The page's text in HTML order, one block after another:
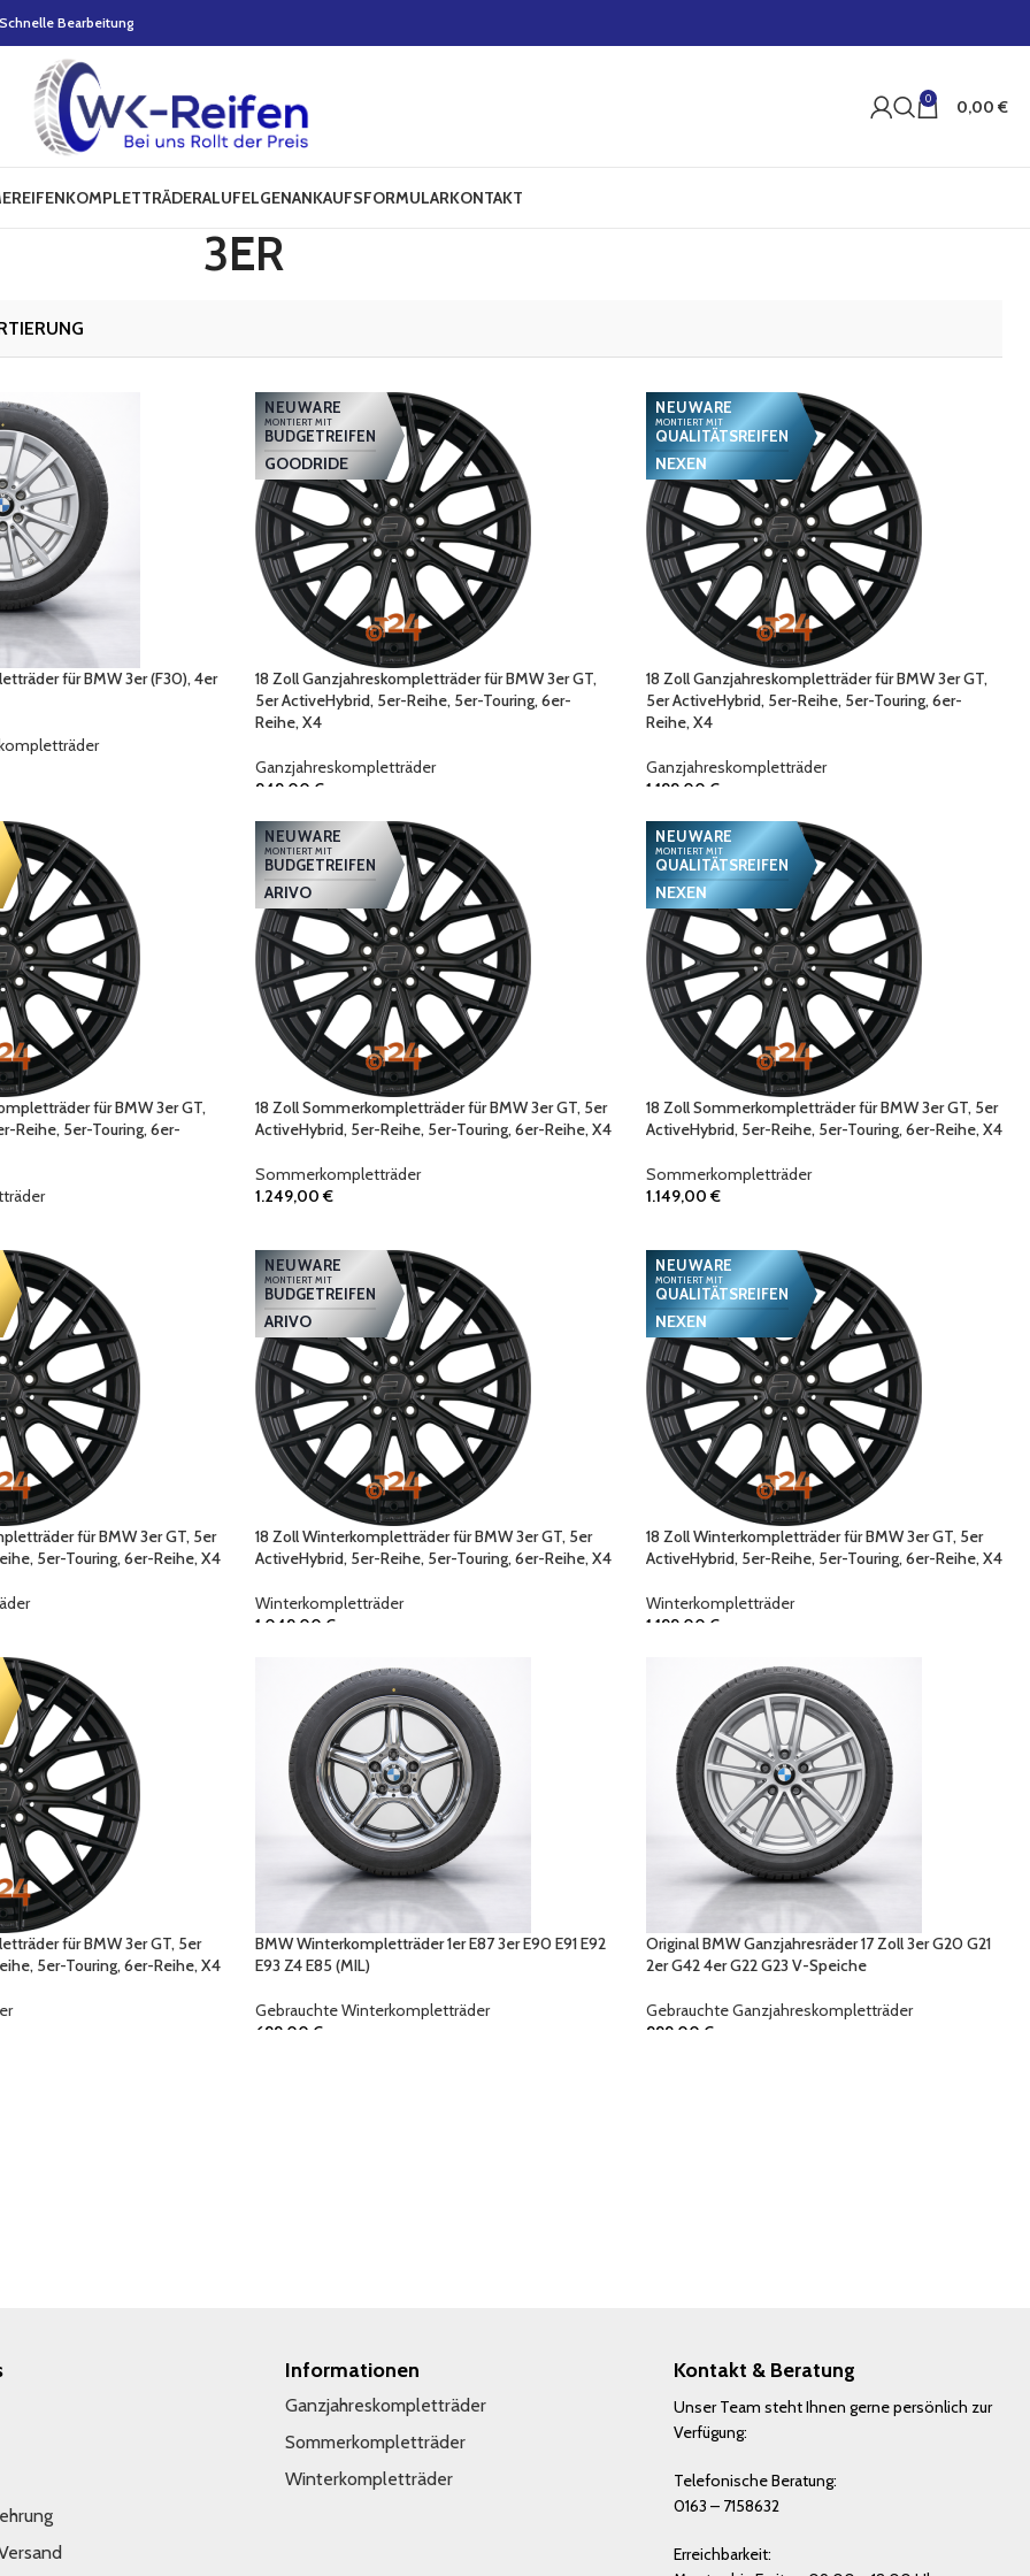
Bearbeitung
0 0,00 €
REIFENKOMPLETTRÄDERALUFELGENANKAUFSFORMULARKONTAKT
3ER
für BMW 3er (F30), 4er
NEUWARE
MONTIERT MIT
BUDGETREIFEN
GOODRIDE
18 Zoll Ganzjahreskompletträder für BMW 3er GT,
5er ActiveHybrid, 5er-Reihe, 5er-Touring, 6er-
Reihe, X4
Ganzjahreskompletträder
949,00 €
NEUWARE
MONTIERT MIT
QUALITÄTSREIFEN
NEXEN
18 Zoll Ganzjahreskompletträder für BMW 3er GT,
5er ActiveHybrid, 5er-Reihe, 5er-Touring, 6er-
Reihe, X4
Ganzjahreskompletträder
1.199,00 €
für BMW 3er GT,
Reihe, 5er-Touring, 6er-
NEUWARE
MONTIERT MIT
BUDGETREIFEN
ARIVO
18 Zoll Sommerkompletträder für BMW 3er GT, 5er
ActiveHybrid, 5er-Reihe, 5er-Touring, 6er-Reihe, X4
Sommerkompletträder
1.249,00€
NEUWARE
MONTIERT MIT
QUALITÄTSREIFEN
NEXEN
18 Zoll Sommerkompletträder für BMW 3er GT, 5er
ActiveHybrid, 5er-Reihe, 5er-Touring, 6er-Reihe, X4
Sommerkompletträder
1.149,00€
für BMW 3er GT, 5er
5er-Touring, 6er-Reihe, X4
NEUWARE
MONTIERT MIT
BUDGETREIFEN
ARIVO
18 Zoll Winterkompletträder für BMW 3er GT, 5er
ActiveHybrid, 5er-Reihe, 5er-Touring, 6er-Reihe, X4
Winterkompletträder
1.049,00 €
NEUWARE
MONTIERT MIT
QUALITÄTSREIFEN
NEXEN
18 Zoll Winterkompletträder für BMW 3er GT, 5er
ActiveHybrid, 5er-Reihe, 5er-Touring, 6er-Reihe, X4
Winterkompletträder
1.199,00 €
für BMW 3er GT, 5er
5er-Touring, 6er-Reihe, X4
BMW Winterkompletträder 1er E87 3er E90 E91 E92
E93 Z4 E85 (MIL)
Gebrauchte Winterkompletträder
699,00 €
Original BMW Ganzjahresräder 17 Zoll 3er G20 G21
2er G42 4er G22 G23 V-Speiche
Gebrauchte Ganzjahreskompletträder
999,00 €
Informationen
Ganzjahreskompletträder
Sommerkompletträder
Winterkompletträder
Kontakt & Beratung
Unser Team steht Ihnen gerne persönlich zur
Verfügung:
Telefonische Beratung:
0163 – 7158632
Erreichbarkeit: